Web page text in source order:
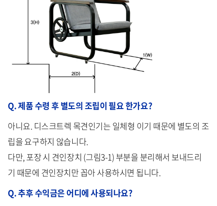
Q. 제품 수령 후 별도의 조립이 필요 한가요?
아니요. 디스크트렉 목견인기는 일체형 이기 때문에 별도의 조
립을 요구하지 않습니다.
다만, 포장 시 견인장치 (그림3-1) 부분을 분리해서 보내드리
기 때문에 견인장치만 꼽아 사용하시면 됩니다.
Q. 추후 수익금은 어디에 사용되나요?